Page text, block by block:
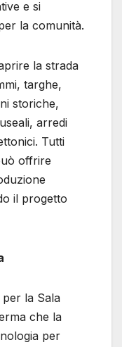
e si
la comunità.
la strada
targhe,
storiche,
arredi
Tutti
offrire
il progetto
la Sala
che la
per